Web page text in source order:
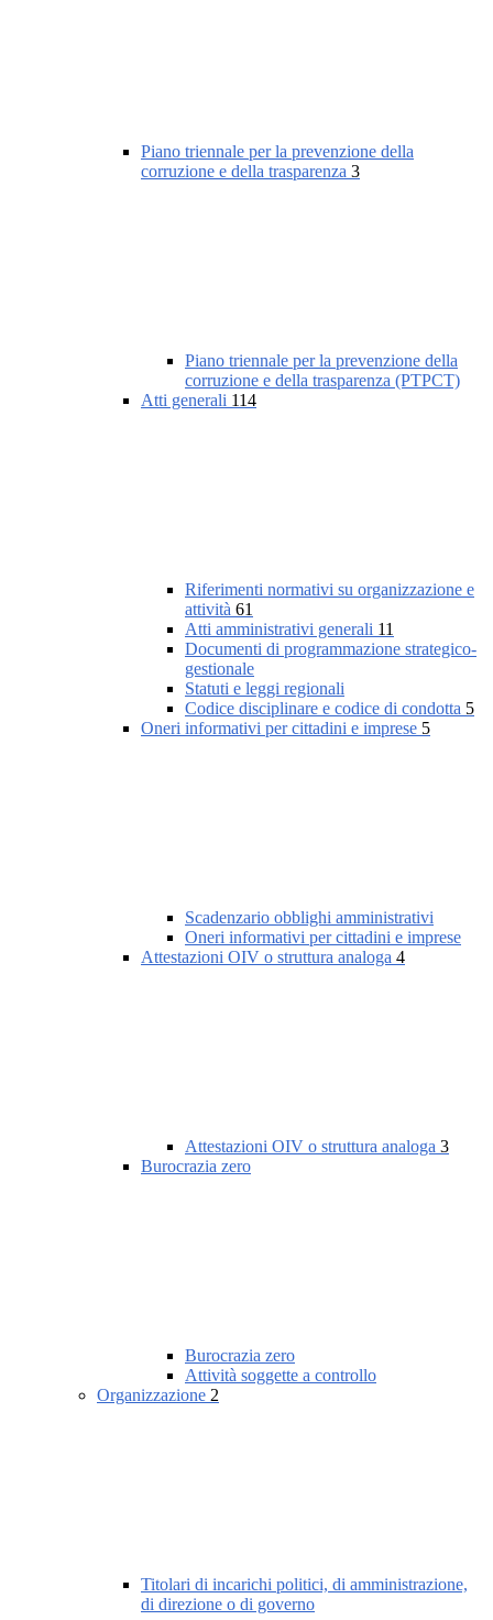
Piano triennale per la prevenzione della
corruzione e della trasparenza 3
Piano triennale per la prevenzione della
corruzione e della trasparenza (PTPCT)
Atti generali 114
Riferimenti normativi su organizzazione e
attività 61
Atti amministrativi generali 11
Documenti di programmazione strategico-
gestionale
Statuti e leggi regionali
Codice disciplinare e codice di condotta 5
Oneri informativi per cittadini e imprese 5
Scadenzario obblighi amministrativi
Oneri informativi per cittadini e imprese
Attestazioni OIV o struttura analoga 4
Attestazioni OIV o struttura analoga 3
Burocrazia zero
Burocrazia zero
Attività soggette a controllo
Organizzazione 2
Titolari di incarichi politici, di amministrazione,
di direzione o di governo